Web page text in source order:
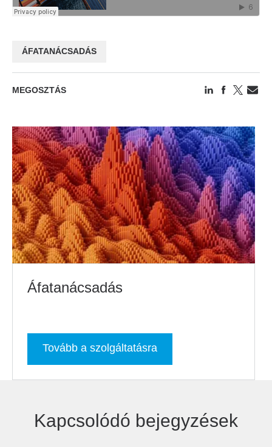
ÁFATANÁCSADÁS
MEGOSZTÁS
Áfatanácsadás
Tovább a szolgáltatásra
Kapcsolódó bejegyzések